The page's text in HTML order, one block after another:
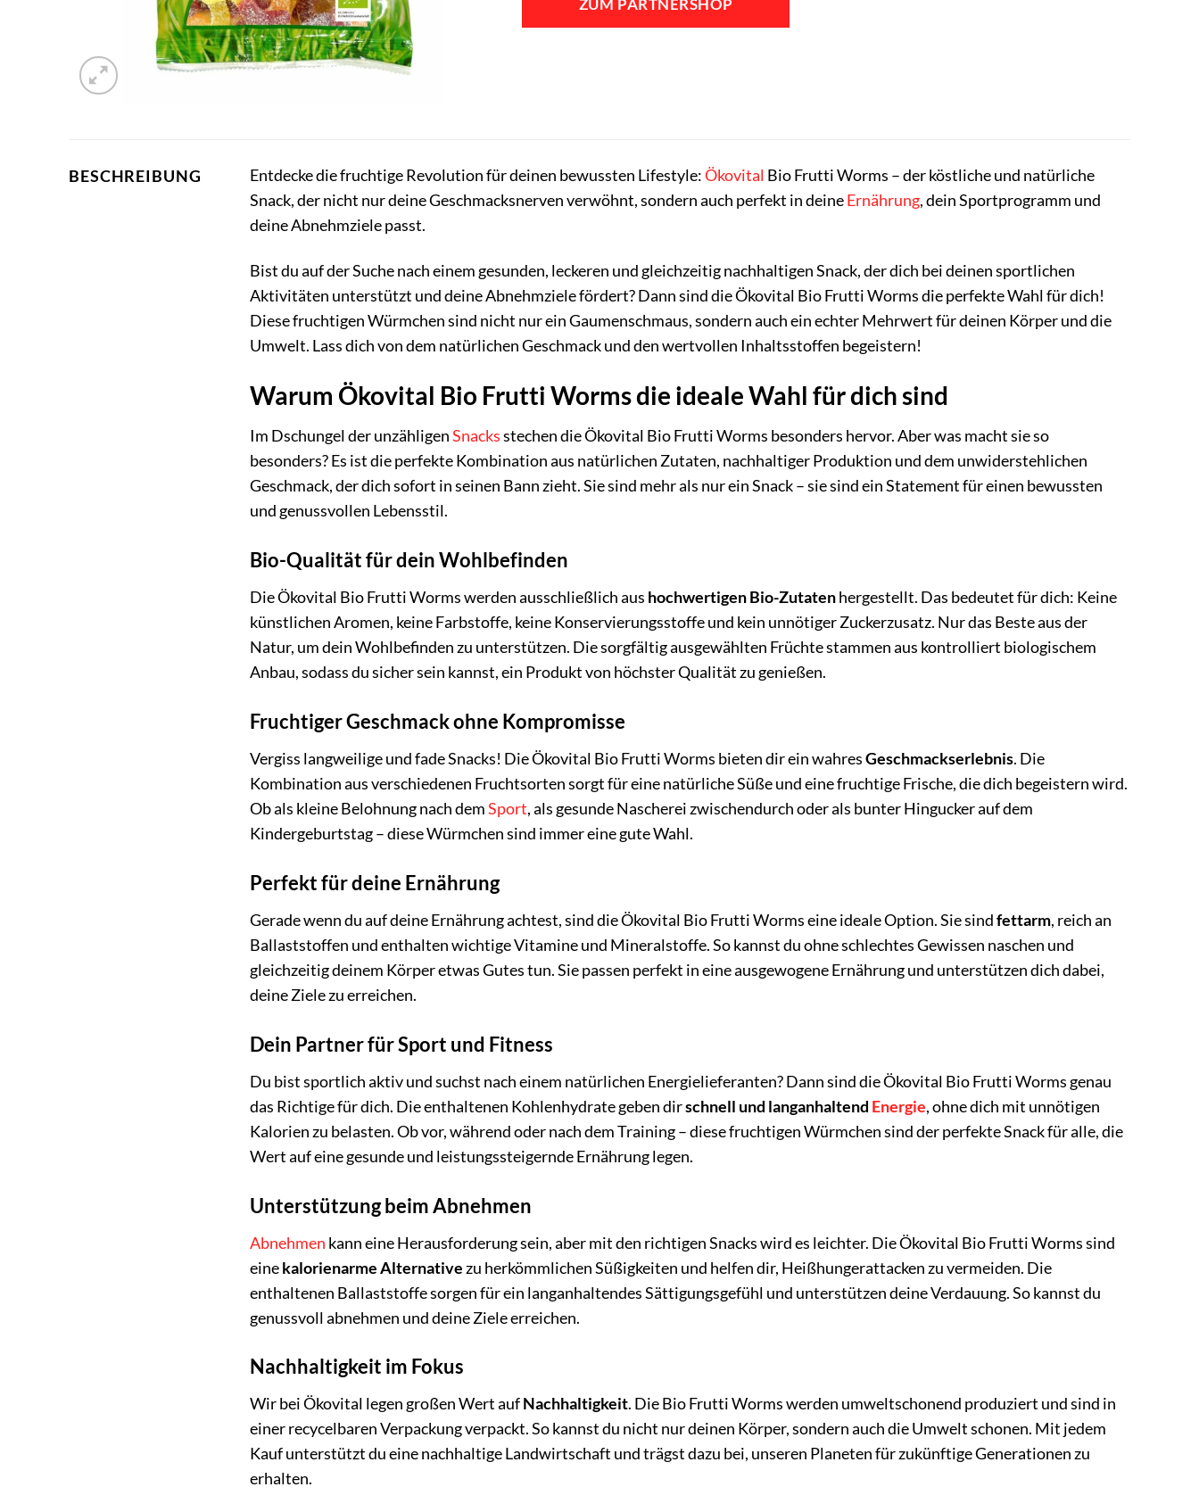
ZUM PARTNERSHOP
BESCHREIBUNG Entdecke die fruchtige Revolution für deinen bewussten Lifestyle:Ökovital Bio Frutti Worms – der köstliche und natürliche
Snack, der nicht nur deine Geschmacksnerven verwöhnt, sondern auch perfekt in deineErnährung, dein Sportprogramm und
deine Abnehmziele passt.
Bist du auf der Suche nach einem gesunden, leckeren und gleichzeitig nachhaltigen Snack, der dich bei deinen sportlichen
Aktivitäten unterstützt und deine Abnehmziele fördert? Dann sind die Ökovital Bio Frutti Worms die perfekte Wahl für dich!
Diese fruchtigen Würmchen sind nicht nur ein Gaumenschmaus, sondern auch ein echter Mehrwert für deinen Körper und die
Umwelt. Lass dich von dem natürlichen Geschmack und den wertvollen Inhaltsstoffen begeistern!
Warum Ökovital Bio Frutti Worms die ideale Wahl für dich sind
Im Dschungel der unzähligenSnacksstechen die Ökovital Bio Frutti Worms besonders hervor. Aber was macht sie so
besonders? Es ist die perfekte Kombination aus natürlichen Zutaten, nachhaltiger Produktion und dem unwiderstehlichen
Geschmack, der dich sofort in seinen Bann zieht. Sie sind mehr als nur ein Snack – sie sind ein Statement für einen bewussten
und genussvollen Lebensstil.
Bio-Qualität für dein Wohlbefinden
Die Ökovital Bio Frutti Worms werden ausschließlich aus hochwertigen Bio-Zutatenhergestellt. Das bedeutet für dich: Keine
künstlichen Aromen, keine Farbstoffe, keine Konservierungsstoffe und kein unnötiger Zuckerzusatz. Nur das Beste aus der
Natur, um dein Wohlbefinden zu unterstützen. Die sorgfältig ausgewählten Früchte stammen aus kontrolliert biologischem
Anbau, sodass du sicher sein kannst, ein Produkt von höchster Qualität zu genießen.
Fruchtiger Geschmack ohne Kompromisse
Vergiss langweilige und fade Snacks! Die Ökovital Bio Frutti Worms bieten dir ein wahresGeschmackserlebnis. Die
Kombination aus verschiedenen Fruchtsorten sorgt für eine natürliche Süße und eine fruchtige Frische, die dich begeistern wird.
Ob als kleine Belohnung nach demSport, als gesunde Nascherei zwischendurch oder als bunter Hingucker auf dem
Kindergeburtstag – diese Würmchen sind immer eine gute Wahl.
Perfekt für deine Ernährung
Gerade wenn du auf deine Ernährung achtest, sind die Ökovital Bio Frutti Worms eine ideale Option. Sie sindfettarm, reich an
Ballaststoffen und enthalten wichtige Vitamine und Mineralstoffe. So kannst du ohne schlechtes Gewissen naschen und
gleichzeitig deinem Körper etwas Gutes tun. Sie passen perfekt in eine ausgewogene Ernährung und unterstützen dich dabei,
deine Ziele zu erreichen.
Dein Partner für Sport und Fitness
Du bist sportlich aktiv und suchst nach einem natürlichen Energielieferanten? Dann sind die Ökovital Bio Frutti Worms genau
das Richtige für dich. Die enthaltenen Kohlenhydrate geben dirschnell und langanhaltend Energie, ohne dich mit unnötigen
Kalorien zu belasten. Ob vor, während oder nach dem Training – diese fruchtigen Würmchen sind der perfekte Snack für alle, die
Wert auf eine gesunde und leistungssteigernde Ernährung legen.
Unterstützung beim Abnehmen
Abnehmen kann eine Herausforderung sein, aber mit den richtigen Snacks wird es leichter. Die Ökovital Bio Frutti Worms sind
einekalorienarme Alternativezu herkömmlichen Süßigkeiten und helfen dir, Heißhungerattacken zu vermeiden. Die
enthaltenen Ballaststoffe sorgen für ein langanhaltendes Sättigungsgefühl und unterstützen deine Verdauung. So kannst du
genussvoll abnehmen und deine Ziele erreichen.
Nachhaltigkeit im Fokus
Wir bei Ökovital legen großen Wert aufNachhaltigkeit. Die Bio Frutti Worms werden umweltschonend produziert und sind in
einer recycelbaren Verpackung verpackt. So kannst du nicht nur deinen Körper, sondern auch die Umwelt schonen. Mit jedem
Kauf unterstützt du eine nachhaltige Landwirtschaft und trägst dazu bei, unseren Planeten für zukünftige Generationen zu
erhalten.